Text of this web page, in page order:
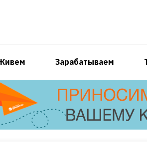
Зарабатываем